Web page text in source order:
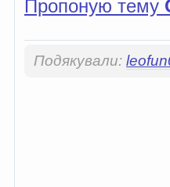
Пропоную тему
Подякували: